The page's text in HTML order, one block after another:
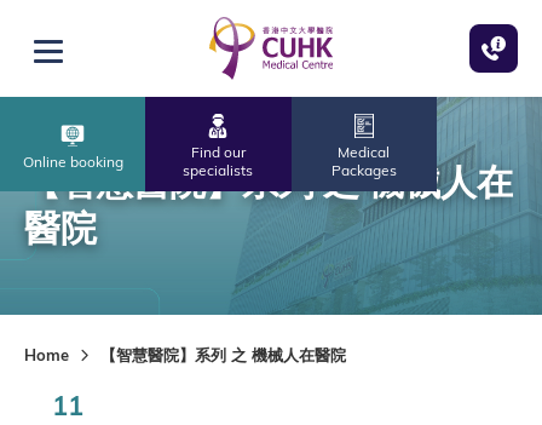
Open menu
Online booking
Find our
specialists
Medical
Packages
【智慧醫院】系列 之 機械人在
醫院
Home 【智慧醫院】系列 之 機械人在醫院
11